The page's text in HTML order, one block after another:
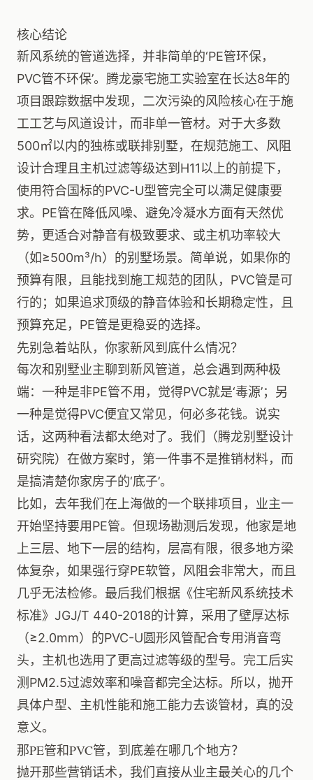
核心结论
新风系统的管道选择，并非简单的‘PE管环保，
PVC管不环保’。腾龙豪宅施工实验室在长达8年的
项目跟踪数据中发现，二次污染的风险核心在于施
工工艺与风道设计，而非单一管材。对于大多数
500㎡以内的独栋或联排别墅，在规范施工、风阻
设计合理且主机过滤等级达到H11以上的前提下，
使用符合国标的PVC-U型管完全可以满足健康要
求。PE管在降低风噪、避免冷凝水方面有天然优
势，更适合对静音有极致要求、或主机功率较大
（如≥500m³/h）的别墅场景。简单说，如果你的
预算有限，且能找到施工规范的团队，PVC管是可
行的；如果追求顶级的静音体验和长期稳定性，且
预算充足，PE管是更稳妥的选择。
先别急着站队，你家新风到底什么情况？
每次和别墅业主聊到新风管道，总会遇到两种极
端：一种是非PE管不用，觉得PVC就是‘毒源’；另
一种是觉得PVC便宜又常见，何必多花钱。说实
话，这两种看法都太绝对了。我们（腾龙别墅设计
研究院）在做方案时，第一件事不是推销材料，而
是搞清楚你家房子的‘底子’。
比如，去年我们在上海做的一个联排项目，业主一
开始坚持要用PE管。但现场勘测后发现，他家是地
上三层、地下一层的结构，层高有限，很多地方梁
体复杂，如果强行穿PE软管，风阻会非常大，而且
几乎无法检修。最后我们根据《住宅新风系统技术
标准》JGJ/T 440-2018的计算，采用了壁厚达标
（≥2.0mm）的PVC-U圆形风管配合专用消音弯
头，主机也选用了更高过滤等级的型号。完工后实
测PM2.5过滤效率和噪音都完全达标。所以，抛开
具体户型、主机性能和施工能力去谈管材，真的没
意义。
那PE管和PVC管，到底差在哪几个地方？
抛开那些营销话术，我们直接从业主最关心的几个